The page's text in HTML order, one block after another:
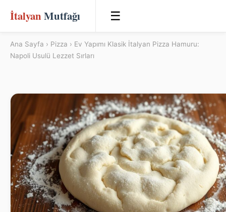
İtalyan Mutfağı ☰
Ana Sayfa › Pizza › Ev Yapımı Klasik İtalyan Pizza Hamuru:
Napoli Usulü Lezzet Sırları